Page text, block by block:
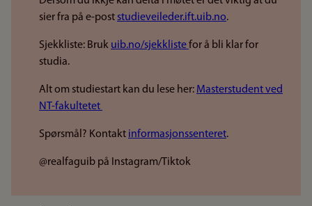
sier fra på e-post studieveileder.ift.uib.no.
Sjekkliste: Bruk uib.no/sjekklistefor å bli klar for
studia.
Alt om studiestart kan du lese her: Masterstudent ved
NT-fakultetet
Spørsmål? Kontakt informasjonssenteret.
@realfaguib på Instagram/Tiktok